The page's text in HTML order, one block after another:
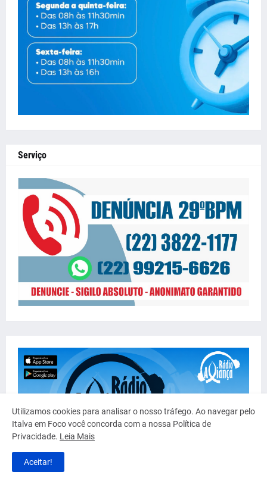
Serviço
Utilizamos cookies para analisar o nosso tráfego. Ao navegar pelo
Italva em Foco você concorda com a nossa Política de
Privacidade. Leia Mais
Aceitar!